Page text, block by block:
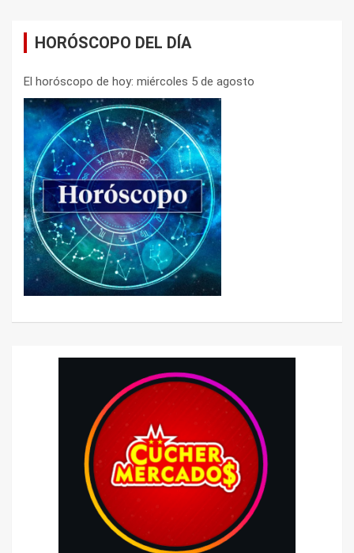
HORÓSCOPO DEL DÍA
El horóscopo de hoy: miércoles 5 de agosto